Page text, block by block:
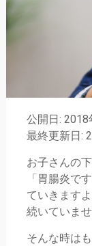
公開日: 2018
最終更新日:
お子さんの
「胃腸炎で
ていきます
続いていま
そんな時は